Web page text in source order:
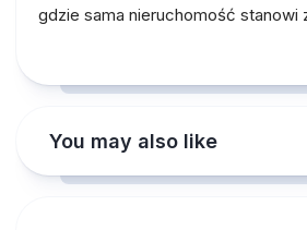
gdzie sama nieruchomość
You may also like